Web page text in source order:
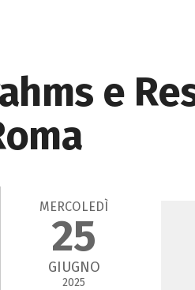
e
MERCOLEDÌ
25
GIUGNO
2025